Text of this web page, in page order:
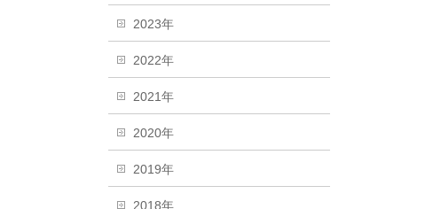
2023年
2022年
2021年
2020年
2019年
2018年